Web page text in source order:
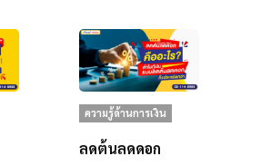
ความรู้ด้านการเงิน
ลดต้นลดดอก